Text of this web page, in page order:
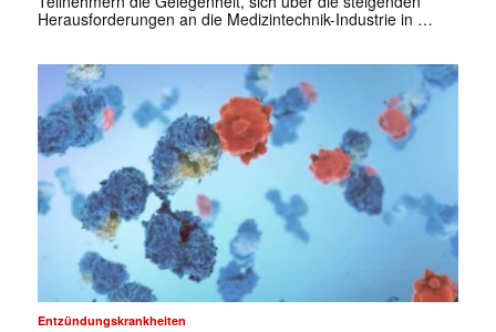
Herausforderungen an die Medizintechnik-Industrie in …
Entzündungskrankheiten